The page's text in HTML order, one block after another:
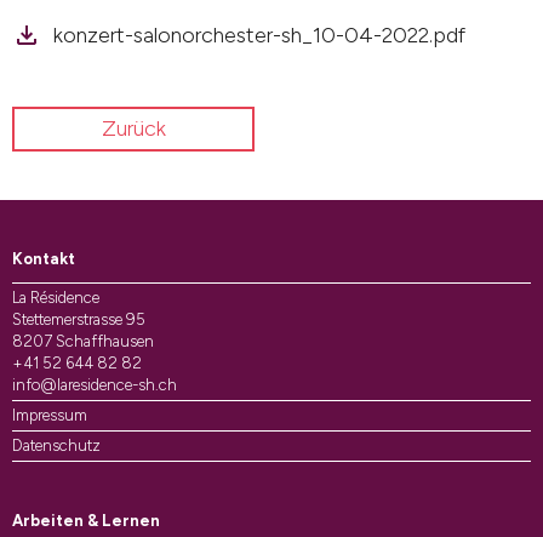
konzert-salonorchester-sh_10-04-2022.pdf
Zurück
Kontakt
La Résidence
Stettemerstrasse 95
8207 Schaffhausen
+41 52 644 82 82
info@laresidence-sh.ch
Impressum
Datenschutz
Arbeiten & Lernen